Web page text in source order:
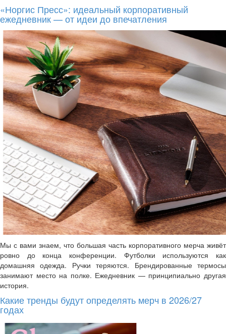
«Норгис Пресс»: идеальный корпоративный
ежедневник — от идеи до впечатления
Мы с вами знаем, что большая часть корпоративного мерча живёт
ровно до конца конференции. Футболки используются как
домашняя одежда. Ручки теряются. Брендированные термосы
занимают место на полке. Ежедневник — принципиально другая
история.
Какие тренды будут определять мерч в 2026/27
годах